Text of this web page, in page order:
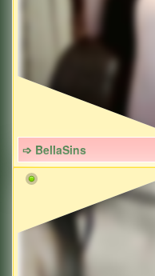
➩ BellaSins